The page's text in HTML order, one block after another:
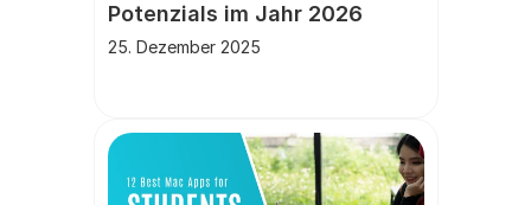
Potenzials im Jahr 2026
25. Dezember 2025